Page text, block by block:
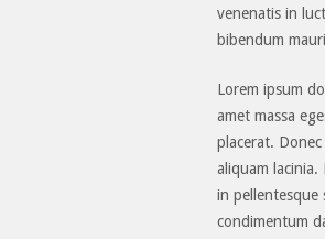
venenatis in
bibendum
Lorem ipsum
amet massa
placerat.
aliquam
in pellentesque
condimentum